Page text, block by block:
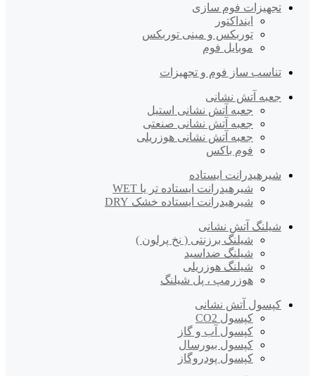
تجهیزات فوم سازی
اینداکتور
توربکس و مینی توربکس
موبایل فوم
تناسب ساز فوم و تجهیزات
جعبه آتش نشانی
جعبه آتش نشانی استیل
جعبه آتش نشانی صنعتی
جعبه آتش نشانی هوزریلی
فوم باکس
شیرهیدرانت ایستاده
شیرهیدرانت ایستاده تر یا WET
شیرهیدرانت ایستاده خشک DRY
شیلنگ آتش نشانی
شیلنگ برزنتی ( نخ پرلون )
شیلنگ ضداسید
شیلنگ هوزریلی
هوزرمپ ، پل شیلنگ
کپسول آتش نشانی
کپسول CO2
کپسول آب و گاز
کپسول بیورسال
کپسول پودروگاز